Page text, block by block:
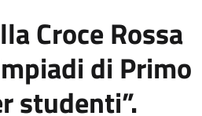
Croce Rossa
di Primo
studenti”.